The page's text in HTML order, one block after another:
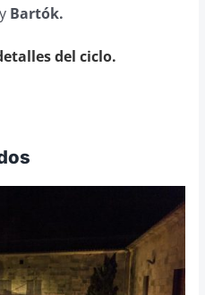
y Bartók.
del ciclo.